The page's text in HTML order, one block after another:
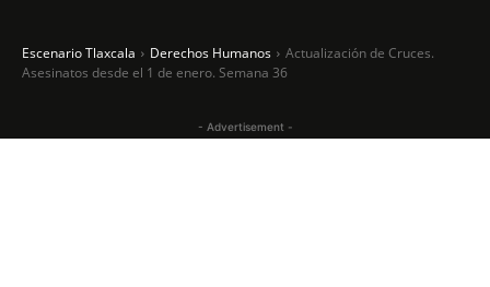
Escenario Tlaxcala Derechos Humanos
Actualización de Cruces.
Asesinatos desde el 1 de enero. Semana 36
- Advertisement -